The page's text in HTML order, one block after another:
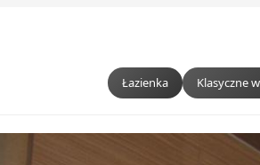
Łazienka Klasyczne